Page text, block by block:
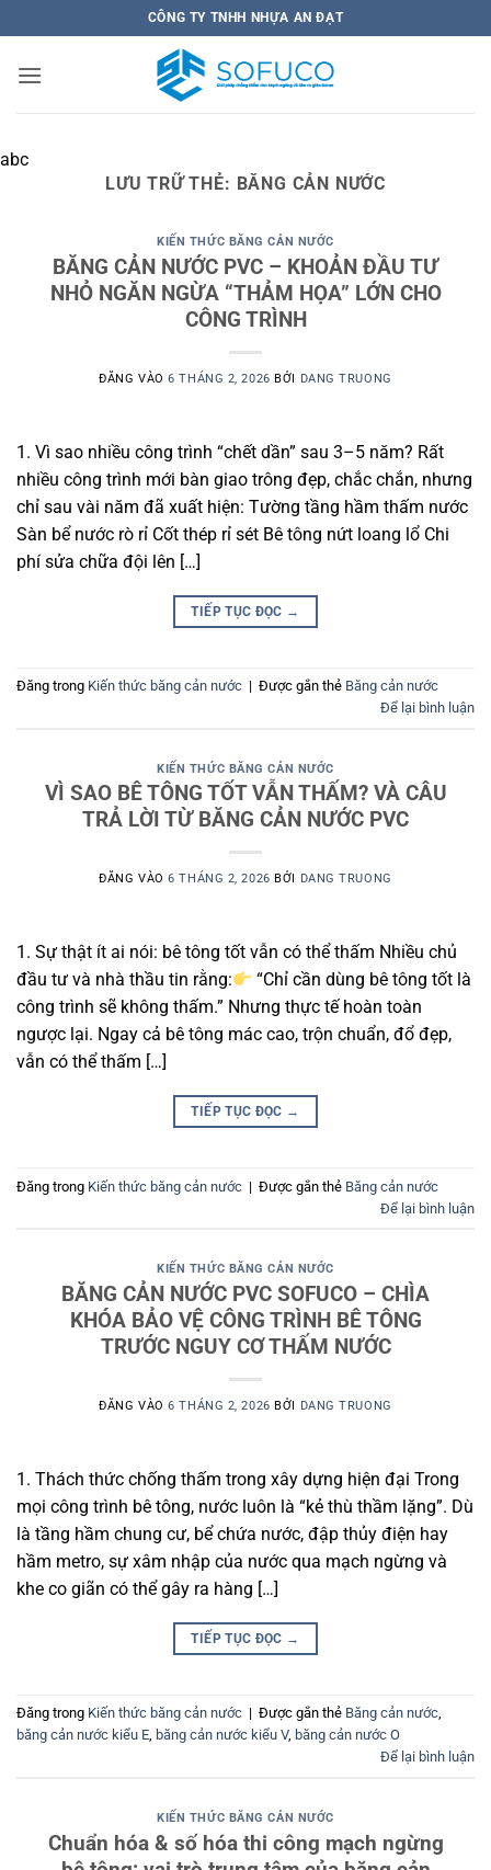
qua
nội
CÔNG TY TNHH NHỰA AN ĐẠT
abc
LƯU TRỮ THẺ: BĂNG CẢN NƯỚC
KIẾN THỨC BĂNG CẢN NƯỚC
BĂNG CẢN NƯỚC PVC – KHOẢN ĐẦU TƯ
NHỎ NGĂN NGỪA “THẢM HỌA” LỚN CHO
CÔNG TRÌNH
ĐĂNG VÀO6 THÁNG 2, 2026 BỞI DANG TRUONG
1. Vì sao nhiều công trình “chết dần” sau 3–5 năm? Rất
nhiều công trình mới bàn giao trông đẹp, chắc chắn, nhưng
chỉ sau vài năm đã xuất hiện: Tường tầng hầm thấm nước
Sàn bể nước rò rỉ Cốt thép rỉ sét Bê tông nứt loang lổ Chi
phí sửa chữa đội lên […]
TIẾP TỤC ĐỌC →
Đăng trong Kiến thức băng cản nước | Được gắn thẻ Băng cản nước
Để lại bình luận
KIẾN THỨC BĂNG CẢN NƯỚC
VÌ SAO BÊ TÔNG TỐT VẪN THẤM? VÀ CÂU
TRẢ LỜI TỪ BĂNG CẢN NƯỚC PVC
ĐĂNG VÀO6 THÁNG 2, 2026 BỞI DANG TRUONG
1. Sự thật ít ai nói: bê tông tốt vẫn có thể thấm Nhiều chủ
đầu tư và nhà thầu tin rằng:
“Chỉ cần dùng bê tông tốt là
công trình sẽ không thấm.” Nhưng thực tế hoàn toàn
ngược lại. Ngay cả bê tông mác cao, trộn chuẩn, đổ đẹp,
vẫn có thể thấm […]
TIẾP TỤC ĐỌC →
Đăng trong Kiến thức băng cản nước | Được gắn thẻ Băng cản nước
Để lại bình luận
KIẾN THỨC BĂNG CẢN NƯỚC
BĂNG CẢN NƯỚC PVC SOFUCO – CHÌA
KHÓA BẢO VỆ CÔNG TRÌNH BÊ TÔNG
TRƯỚC NGUY CƠ THẤM NƯỚC
ĐĂNG VÀO6 THÁNG 2, 2026 BỞI DANG TRUONG
1. Thách thức chống thấm trong xây dựng hiện đại Trong
mọi công trình bê tông, nước luôn là “kẻ thù thầm lặng”. Dù
là tầng hầm chung cư, bể chứa nước, đập thủy điện hay
hầm metro, sự xâm nhập của nước qua mạch ngừng và
khe co giãn có thể gây ra hàng […]
TIẾP TỤC ĐỌC →
Đăng trong Kiến thức băng cản nước | Được gắn thẻ Băng cản nước,
băng cản nước kiểu E, băng cản nước kiểu V, băng cản nước O
Để lại bình luận
KIẾN THỨC BĂNG CẢN NƯỚC
Chuẩn hóa & số hóa thi công mạch ngừng